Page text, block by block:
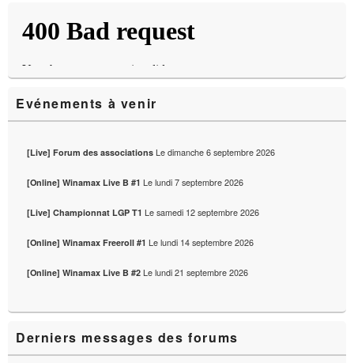
barre
Evénements à venir
[Live] Forum des associations Ledimanche 6 septembre 2026
[Online] Winamax Live B #1 Lelundi 7 septembre 2026
[Live] Championnat LGP T1 Lesamedi 12 septembre 2026
[Online] Winamax Freeroll #1 Lelundi 14 septembre 2026
[Online] Winamax Live B #2 Lelundi 21 septembre 2026
Derniers messages des forums